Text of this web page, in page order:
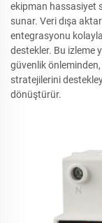
ekipman hassasiyet
sunar. Veri dışa
entegrasyonu
destekler. Bu izleme
güvenlik
stratejilerini
dönüştürür.